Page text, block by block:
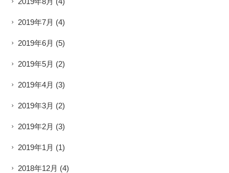
2019年7月 (4)
2019年6月 (5)
2019年5月 (2)
2019年4月 (3)
2019年3月 (2)
2019年2月 (3)
2019年1月 (1)
2018年12月 (4)